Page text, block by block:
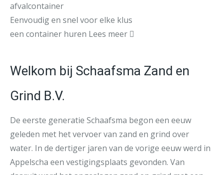
afvalcontainer
Eenvoudig en snel voor elke klus
een container huren Lees meer
Welkom bij Schaafsma Zand en
Grind B.V.
De eerste generatie Schaafsma begon een eeuw
geleden met het vervoer van zand en grind over
water. In de dertiger jaren van de vorige eeuw werd in
Appelscha een vestigingsplaats gevonden. Van